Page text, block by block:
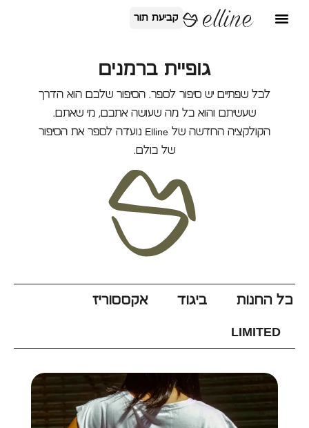
קביעת תור
גופיית ברמנים
לכל שפתיים יש סיפור לספר. הסיפור שלכם הוא הדרך
שעשיתם והוא כל מה שעושה אתכם, מי שאתם.
הקולקציה החדשה של Elline נועדה לספר את הסיפור
של כולם.
כל החנות ביגוד אקססוריז
LIMITED